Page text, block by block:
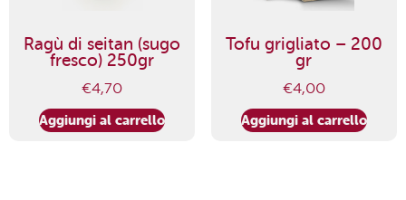
Ragù di seitan (sugo
fresco) 250gr
€4,70
Aggiungi al carrello
Tofu grigliato – 200
gr
€4,00
Aggiungi al carrello